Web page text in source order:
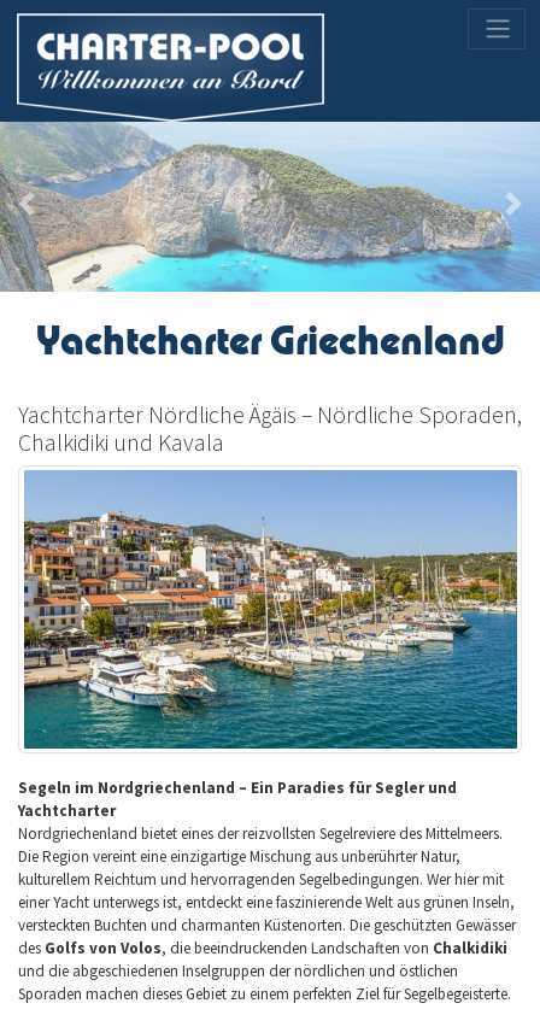
Previous Next
Yachtcharter Griechenland
Yachtcharter Nördliche Ägäis – Nördliche Sporaden,
Chalkidiki und Kavala
Segeln im Nordgriechenland – Ein Paradies für Segler und
Yachtcharter
Nordgriechenland bietet eines der reizvollsten Segelreviere des Mittelmeers.
Die Region vereint eine einzigartige Mischung aus unberührter Natur,
kulturellem Reichtum und hervorragenden Segelbedingungen. Wer hier mit
einer Yacht unterwegs ist, entdeckt eine faszinierende Welt aus grünen Inseln,
versteckten Buchten und charmanten Küstenorten. Die geschützten Gewässer
des Golfs von Volos, die beeindruckenden Landschaften von Chalkidiki
und die abgeschiedenen Inselgruppen der nördlichen und östlichen
Sporaden machen dieses Gebiet zu einem perfekten Ziel für Segelbegeisterte.